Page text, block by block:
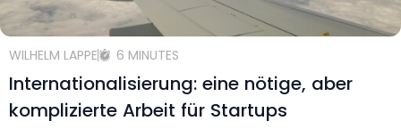
WILHELM LAPPE 6 MINUTES
Internationalisierung: eine nötige, aber
komplizierte Arbeit für Startups